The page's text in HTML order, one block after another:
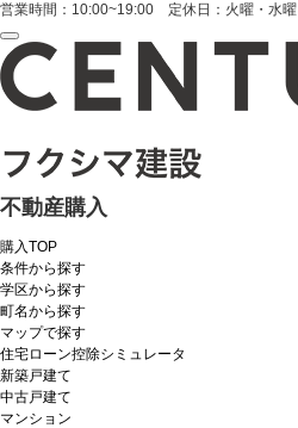
営業時間：10:00~19:00 定休日：火曜・水曜
不動産購入
購入TOP
条件から探す
学区から探す
町名から探す
マップで探す
住宅ローン控除シミュレータ
新築戸建て
中古戸建て
マンション